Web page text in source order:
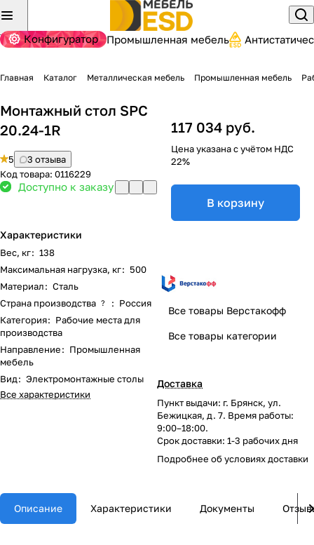
Конфигуратор Промышленная мебель
Главная Каталог Металлическая мебель Промышленная мебель
Монтажный стол SPC
20.24-1R
5
3 отзыва
Код товара: 0116229
Доступно к заказу
Характеристики
Вес, кг: 138
Максимальная нагрузка, кг: 500
Материал: Сталь
Страна производства ? : Россия
Категория: Рабочие места для
производства
Направление: Промышленная
мебель
Вид: Электромонтажные столы
Все характеристики
117 034 руб.
Цена указана с учётом НДС
22%
В корзину
Все товары Верстакофф
Все товары категории
Доставка
Пункт выдачи: г. Брянск, ул.
Бежицкая, д. 7. Время работы:
9:00–18:00.
Срок доставки: 1-3 рабочих дня
Подробнее обусловиях доставки
Описание Характеристики Документы